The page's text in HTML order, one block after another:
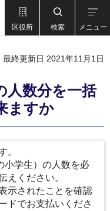
区役所 検索 メニュー
最終更新日 2021年11月1日
人数分を一括
ますか
。
小学生）の人数を必
えください。
示されたことを確認
ドでお支払いくださ